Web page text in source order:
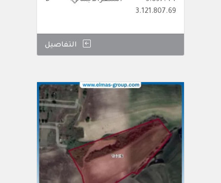
3.121.807.69
التفاصيل